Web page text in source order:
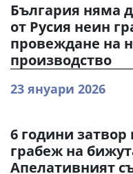
България няма
от Русия неин
провеждане на
производство
23 януари 2026
6 години
грабеж на
Апелативният